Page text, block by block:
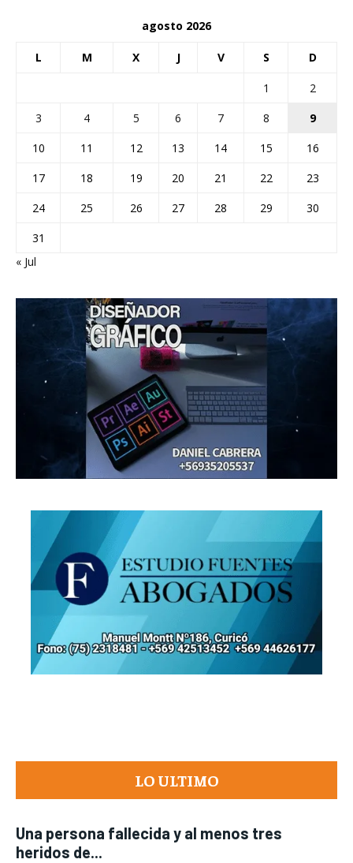
agosto 2026
L M X J V S D
1
2
3
4 5 6 7 8
9
10
11 12 13 14 15
16
17
18 19 20 21 22
23
24
25 26 27 28 29
30
31
« Jul
LO ULTIMO
Una persona fallecida y al menos tres
heridos de...